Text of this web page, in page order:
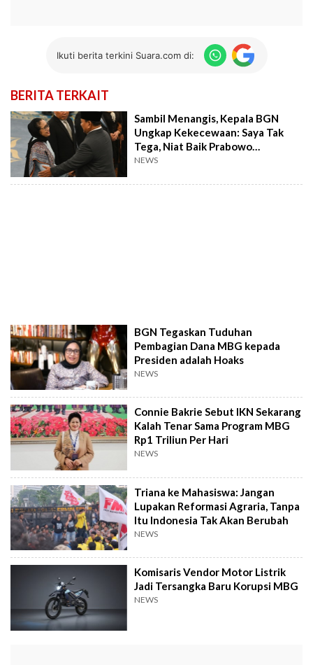
Ikuti berita terkini Suara.com di:
BERITA TERKAIT
Sambil Menangis, Kepala BGN
Ungkap Kekecewaan: Saya Tak
Tega, Niat Baik Prabowo
Dikhianati
NEWS
BGN Tegaskan Tuduhan
Pembagian Dana MBG kepada
Presiden adalah Hoaks
NEWS
Connie Bakrie Sebut IKN Sekarang
Kalah Tenar Sama Program MBG
Rp1 Triliun Per Hari
NEWS
Triana ke Mahasiswa: Jangan
Lupakan Reformasi Agraria, Tanpa
Itu Indonesia Tak Akan Berubah
NEWS
Komisaris Vendor Motor Listrik
Jadi Tersangka Baru Korupsi MBG
NEWS